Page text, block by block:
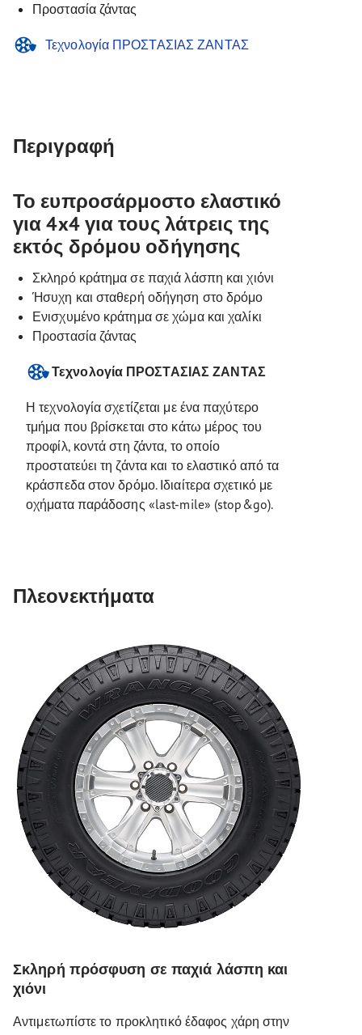
Προστασία ζάντας
Τεχνολογία ΠΡΟΣΤΑΣΙΑΣ ΖΑΝΤΑΣ
Περιγραφή
Το ευπροσάρμοστο ελαστικό
για 4x4 για τους λάτρεις της
εκτός δρόμου οδήγησης
Σκληρό κράτημα σε παχιά λάσπη και χιόνι
Ήσυχη και σταθερή οδήγηση στο δρόμο
Ενισχυμένο κράτημα σε χώμα και χαλίκι
Προστασία ζάντας
Τεχνολογία ΠΡΟΣΤΑΣΙΑΣ ΖΑΝΤΑΣ
Η τεχνολογία σχετίζεται με ένα παχύτερο
τμήμα που βρίσκεται στο κάτω μέρος του
προφίλ, κοντά στη ζάντα, το οποίο
προστατεύει τη ζάντα και το ελαστικό από τα
κράσπεδα στον δρόμο. Ιδιαίτερα σχετικό με
οχήματα παράδοσης «last-mile» (stop&go).
Πλεονεκτήματα
Σκληρή πρόσφυση σε παχιά λάσπη και
χιόνι
Αντιμετωπίστε το προκλητικό έδαφος χάρη στην